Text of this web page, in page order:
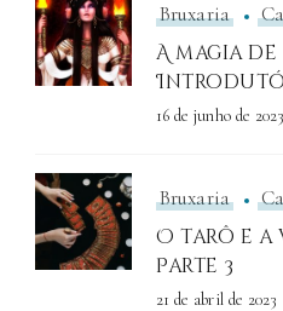
Bruxaria
A magia de
16 de junho de 2023
Bruxaria
O tarô e a
Parte 3
21 de abril de 2023